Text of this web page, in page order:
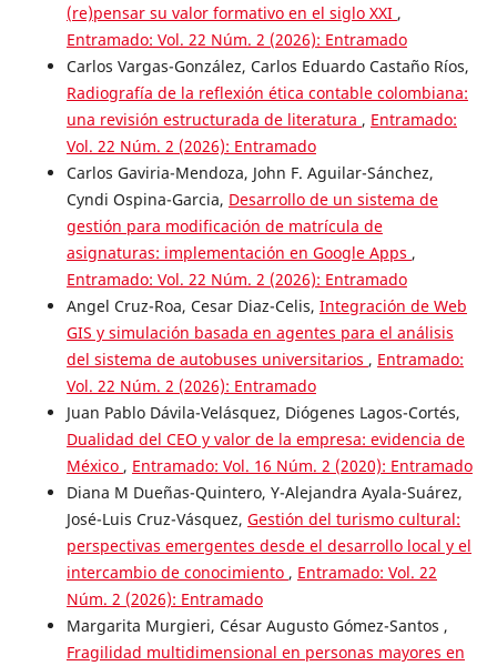
(re)pensar su valor formativo en el siglo XXI ,
Entramado: Vol. 22 Núm. 2 (2026): Entramado
Carlos Vargas-González, Carlos Eduardo Castaño Ríos,
Radiografía de la reflexión ética contable colombiana:
una revisión estructurada de literatura , Entramado:
Vol. 22 Núm. 2 (2026): Entramado
Carlos Gaviria-Mendoza, John F. Aguilar-Sánchez,
Cyndi Ospina-Garcia, Desarrollo de un sistema de
gestión para modificación de matrícula de
asignaturas: implementación en Google Apps ,
Entramado: Vol. 22 Núm. 2 (2026): Entramado
Angel Cruz-Roa, Cesar Diaz-Celis, Integración de Web
GIS y simulación basada en agentes para el análisis
del sistema de autobuses universitarios , Entramado:
Vol. 22 Núm. 2 (2026): Entramado
Juan Pablo Dávila-Velásquez, Diógenes Lagos-Cortés,
Dualidad del CEO y valor de la empresa: evidencia de
México , Entramado: Vol. 16 Núm. 2 (2020): Entramado
Diana M Dueñas-Quintero, Y-Alejandra Ayala-Suárez,
José-Luis Cruz-Vásquez, Gestión del turismo cultural:
perspectivas emergentes desde el desarrollo local y el
intercambio de conocimiento , Entramado: Vol. 22
Núm. 2 (2026): Entramado
Margarita Murgieri, César Augusto Gómez-Santos ,
Fragilidad multidimensional en personas mayores en